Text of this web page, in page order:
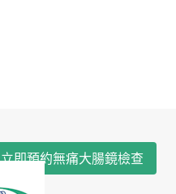
立即預約無痛大腸鏡檢查